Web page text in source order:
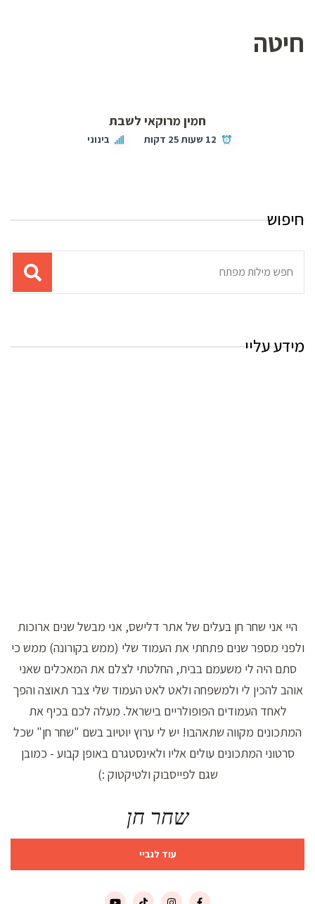
חיטה
חמין מרוקאי לשבת
12 שעות 25 דקות בינוני
חיפוש
מידע עליי
היי אני שחר חן בעלים של אתר דלישס, אני מבשל שנים ארוכות
ולפני מספר שנים פתחתי את העמוד שלי (ממש בקורונה) ממש כי
סתם היה לי משעמם בבית, החלטתי לצלם את המאכלים שאני
אוהב להכין לי ולמשפחה ולאט לאט העמוד שלי צבר תאוצה והפך
לאחד העמודים הפופולריים בישראל. מעלה לכם בכיף את
המתכונים מקווה שתאהבו! יש לי ערוץ יוטיוב בשם "שחר חן" שכל
סרטוני המתכונים עולים אליו ולאינסטגרם באופן קבוע - כמובן
שגם לפייסבוק ולטיקטוק :)
שחר חן
עוד לגביי